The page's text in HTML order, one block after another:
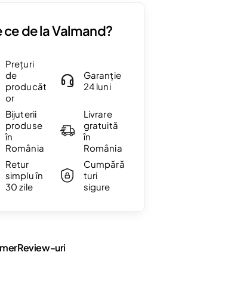
ce de la Valmand?
Prețuri
de
producăt
or
Garanție
24 luni
Bijuterii
produse
în
România
Livrare
gratuită
în
România
Retur
simplu în
30 zile
Cumpără
turi
sigure
Review-uri